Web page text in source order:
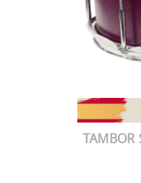
TAMBOR